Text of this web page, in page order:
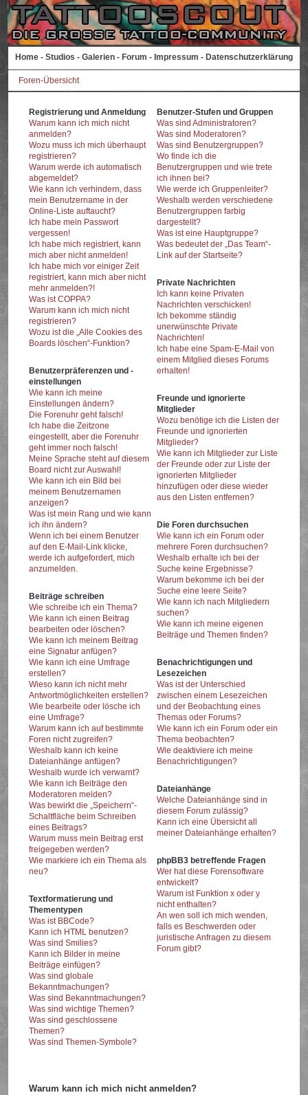
Home - Studios - Galerien - Forum - Impressum - Datenschutzerklärung
Foren-Übersicht
Registrierung und Anmeldung
Warum kann ich mich nicht
anmelden?
Wozu muss ich mich überhaupt
registrieren?
Warum werde ich automatisch
abgemeldet?
Wie kann ich verhindern, dass
mein Benutzername in der
Online-Liste auftaucht?
Ich habe mein Passwort
vergessen!
Ich habe mich registriert, kann
mich aber nicht anmelden!
Ich habe mich vor einiger Zeit
registriert, kann mich aber nicht
mehr anmelden?!
Was ist COPPA?
Warum kann ich mich nicht
registrieren?
Wozu ist die „Alle Cookies des
Boards löschen“-Funktion?
Benutzerpräferenzen und -
einstellungen
Wie kann ich meine
Einstellungen ändern?
Die Forenuhr geht falsch!
Ich habe die Zeitzone
eingestellt, aber die Forenuhr
geht immer noch falsch!
Meine Sprache steht auf diesem
Board nicht zur Auswahl!
Wie kann ich ein Bild bei
meinem Benutzernamen
anzeigen?
Was ist mein Rang und wie kann
ich ihn ändern?
Wenn ich bei einem Benutzer
auf den E-Mail-Link klicke,
werde ich aufgefordert, mich
anzumelden.
Beiträge schreiben
Wie schreibe ich ein Thema?
Wie kann ich einen Beitrag
bearbeiten oder löschen?
Wie kann ich meinem Beitrag
eine Signatur anfügen?
Wie kann ich eine Umfrage
erstellen?
Wieso kann ich nicht mehr
Antwortmöglichkeiten erstellen?
Wie bearbeite oder lösche ich
eine Umfrage?
Warum kann ich auf bestimmte
Foren nicht zugreifen?
Weshalb kann ich keine
Dateianhänge anfügen?
Weshalb wurde ich verwarnt?
Wie kann ich Beiträge den
Moderatoren melden?
Was bewirkt die „Speichern“-
Schaltfläche beim Schreiben
eines Beitrags?
Warum muss mein Beitrag erst
freigegeben werden?
Wie markiere ich ein Thema als
neu?
Textformatierung und
Thementypen
Was ist BBCode?
Kann ich HTML benutzen?
Was sind Smilies?
Kann ich Bilder in meine
Beiträge einfügen?
Was sind globale
Bekanntmachungen?
Was sind Bekanntmachungen?
Was sind wichtige Themen?
Was sind geschlossene
Themen?
Was sind Themen-Symbole?
Benutzer-Stufen und Gruppen
Was sind Administratoren?
Was sind Moderatoren?
Was sind Benutzergruppen?
Wo finde ich die
Benutzergruppen und wie trete
ich ihnen bei?
Wie werde ich Gruppenleiter?
Weshalb werden verschiedene
Benutzergruppen farbig
dargestellt?
Was ist eine Hauptgruppe?
Was bedeutet der „Das Team“-
Link auf der Startseite?
Private Nachrichten
Ich kann keine Privaten
Nachrichten verschicken!
Ich bekomme ständig
unerwünschte Private
Nachrichten!
Ich habe eine Spam-E-Mail von
einem Mitglied dieses Forums
erhalten!
Freunde und ignorierte
Mitglieder
Wozu benötige ich die Listen der
Freunde und ignorierten
Mitglieder?
Wie kann ich Mitglieder zur Liste
der Freunde oder zur Liste der
ignorierten Mitglieder
hinzufügen oder diese wieder
aus den Listen entfernen?
Die Foren durchsuchen
Wie kann ich ein Forum oder
mehrere Foren durchsuchen?
Weshalb erhalte ich bei der
Suche keine Ergebnisse?
Warum bekomme ich bei der
Suche eine leere Seite?
Wie kann ich nach Mitgliedern
suchen?
Wie kann ich meine eigenen
Beiträge und Themen finden?
Benachrichtigungen und
Lesezeichen
Was ist der Unterschied
zwischen einem Lesezeichen
und der Beobachtung eines
Themas oder Forums?
Wie kann ich ein Forum oder ein
Thema beobachten?
Wie deaktiviere ich meine
Benachrichtigungen?
Dateianhänge
Welche Dateianhänge sind in
diesem Forum zulässig?
Kann ich eine Übersicht all
meiner Dateianhänge erhalten?
phpBB3 betreffende Fragen
Wer hat diese Forensoftware
entwickelt?
Warum ist Funktion x oder y
nicht enthalten?
An wen soll ich mich wenden,
falls es Beschwerden oder
juristische Anfragen zu diesem
Forum gibt?
Warum kann ich mich nicht anmelden?